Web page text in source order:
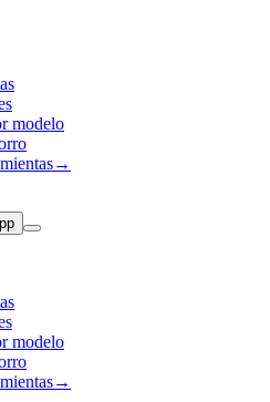
modelo
→
modelo
→